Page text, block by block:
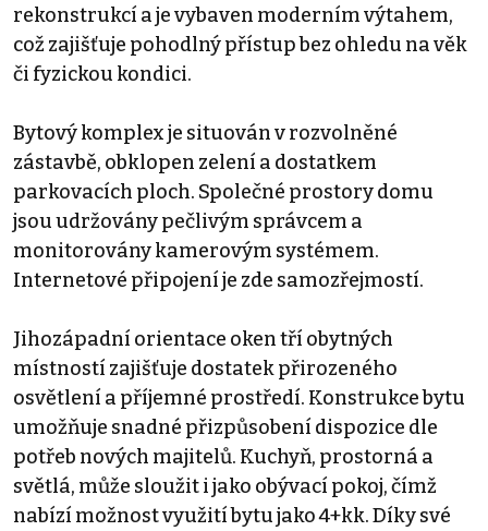
rekonstrukcí a je vybaven moderním výtahem,
což zajišťuje pohodlný přístup bez ohledu na věk
či fyzickou kondici.
Bytový komplex je situován v rozvolněné
zástavbě, obklopen zelení a dostatkem
parkovacích ploch. Společné prostory domu
jsou udržovány pečlivým správcem a
monitorovány kamerovým systémem.
Internetové připojení je zde samozřejmostí.
Jihozápadní orientace oken tří obytných
místností zajišťuje dostatek přirozeného
osvětlení a příjemné prostředí. Konstrukce bytu
umožňuje snadné přizpůsobení dispozice dle
potřeb nových majitelů. Kuchyň, prostorná a
světlá, může sloužit i jako obývací pokoj, čímž
nabízí možnost využití bytu jako 4+kk. Díky své